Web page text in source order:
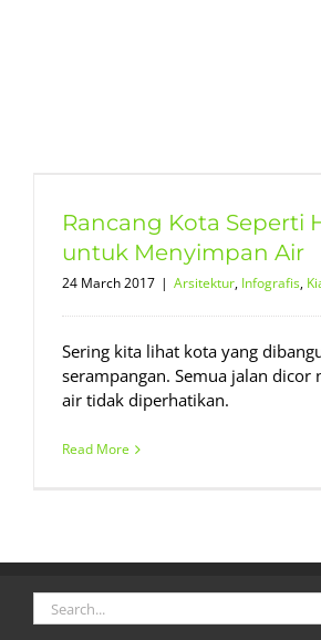
Rancang Kota Seperti
untuk Menyimpan Air
24 March 2017 | Arsitektur, Infografis,
Sering kita lihat kota yang
serampangan. Semua jalan dicor
air tidak diperhatikan.
Read More
Search
for: